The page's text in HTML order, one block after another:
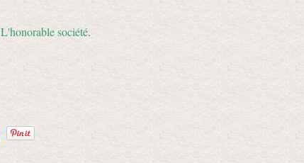
L'honorable société.